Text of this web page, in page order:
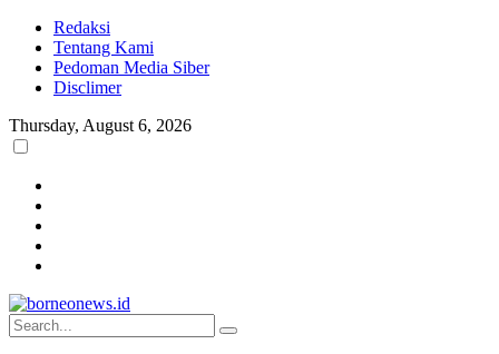
Redaksi
Tentang Kami
Pedoman Media Siber
Disclimer
Thursday, August 6, 2026